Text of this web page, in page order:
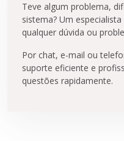
Teve algum problema,
sistema? Um
qualquer dúvida ou
Por chat, e-mail ou
suporte eficiente e
questões rapidamente.